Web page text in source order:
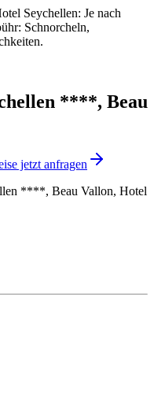
Seychellen: Je nach
Schnorcheln,
****, Beau
jetzt anfragen
****, Beau Vallon, Hotel